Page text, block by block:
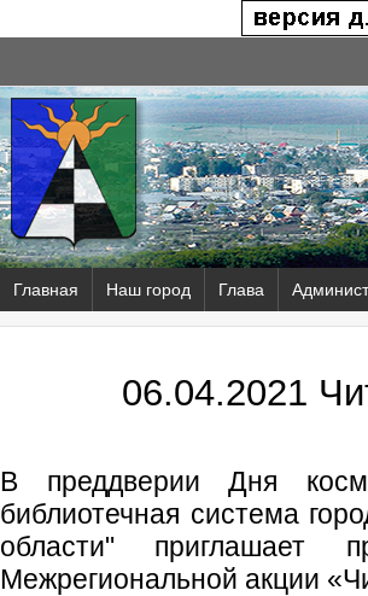
Главная Наш город Глава
06.04.2021
В преддверии Дня
библиотечная система
области" приглашает
Межрегиональной акции